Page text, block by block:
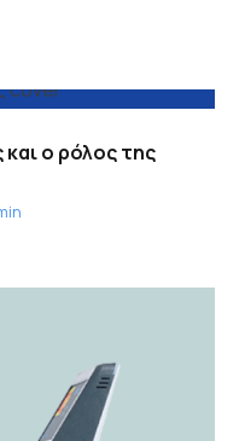
ο ρόλος της